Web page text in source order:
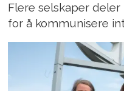
Flere selskaper
for å kommunisere